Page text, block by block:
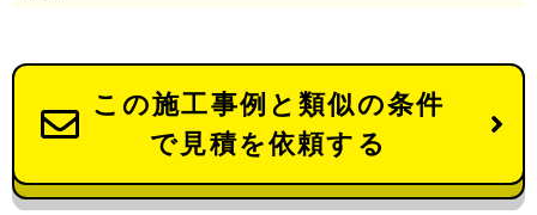
この施工事例と類似の条件
で見積を依頼する